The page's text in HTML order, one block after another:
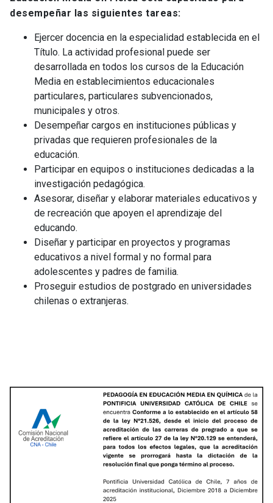
interacciones positivas y el desarrollo de una
convivencia democrática en el aula, facilitando la
comunicación asertiva, empática y respetuosa
entre individuos y grupos.
9.3. Fomenta la participación y el aprendizaje de
todos los estudiantes mediante la co-
construcción de normas de convivencia,
optimización del tiempo e implementación de
diversas formas de organización del grupo.
9.4. Diseña estrategias para generar climas de
aula que aseguren el acceso equitativo de todos
los estudiantes al aprendizaje.
ÁMBITO 10: DIVERSIDAD E INCLUSIÓN
10. Promueve ambientes de aprendizaje
inclusivos en Educación Media, cuestionando los
supuestos de diversidad en las políticas
educativas y las prácticas pedagógicas, para
generar oportunidades de aprendizaje equitativas
promoviendo igualdad de oportunidades para
todos los estudiantes.
10.2.Distingue las implicancias y desafíos
pedagógicos derivados de las políticas
nacionales e institucionales, respecto de la
e inclusiva para ofrecer oportunidades de
desempeñar las siguientes tareas:
Ejercer docencia en la especialidad establecida en el
Título. La actividad profesional puede ser
desarrollada en todos los cursos de la Educación
Media en establecimientos educacionales
particulares, particulares subvencionados,
municipales y otros.
Desempeñar cargos en instituciones públicas y
privadas que requieren profesionales de la
educación.
Participar en equipos o instituciones dedicadas a la
investigación pedagógica.
Asesorar, diseñar y elaborar materiales educativos y
de recreación que apoyen el aprendizaje del
educando.
Diseñar y participar en proyectos y programas
educativos a nivel formal y no formal para
adolescentes y padres de familia.
Proseguir estudios de postgrado en universidades
chilenas o extranjeras.